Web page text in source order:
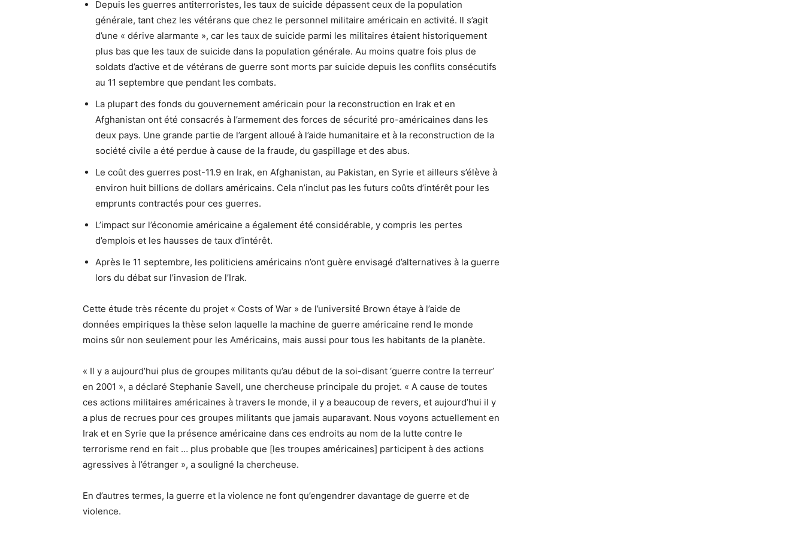
Depuis les guerres antiterroristes, les taux de suicide dépassent ceux de la population
générale, tant chez les vétérans que chez le personnel militaire américain en activité. Il s’agit
d’une « dérive alarmante », car les taux de suicide parmi les militaires étaient historiquement
plus bas que les taux de suicide dans la population générale. Au moins quatre fois plus de
soldats d’active et de vétérans de guerre sont morts par suicide depuis les conflits consécutifs
au 11 septembre que pendant les combats.
La plupart des fonds du gouvernement américain pour la reconstruction en Irak et en
Afghanistan ont été consacrés à l’armement des forces de sécurité pro-américaines dans les
deux pays. Une grande partie de l’argent alloué à l’aide humanitaire et à la reconstruction de la
société civile a été perdue à cause de la fraude, du gaspillage et des abus.
Le coût des guerres post-11.9 en Irak, en Afghanistan, au Pakistan, en Syrie et ailleurs s’élève à
environ huit billions de dollars américains. Cela n’inclut pas les futurs coûts d’intérêt pour les
emprunts contractés pour ces guerres.
L’impact sur l’économie américaine a également été considérable, y compris les pertes
d’emplois et les hausses de taux d’intérêt.
Après le 11 septembre, les politiciens américains n’ont guère envisagé d’alternatives à la guerre
lors du débat sur l’invasion de l’Irak.
Cette étude très récente du projet « Costs of War » de l’université Brown étaye à l’aide de
données empiriques la thèse selon laquelle la machine de guerre américaine rend le monde
moins sûr non seulement pour les Américains, mais aussi pour tous les habitants de la planète.
« Il y a aujourd’hui plus de groupes militants qu’au début de la soi-disant ‘guerre contre la terreur’
en 2001 », a déclaré Stephanie Savell, une chercheuse principale du projet. « A cause de toutes
ces actions militaires américaines à travers le monde, il y a beaucoup de revers, et aujourd’hui il y
a plus de recrues pour ces groupes militants que jamais auparavant. Nous voyons actuellement en
Irak et en Syrie que la présence américaine dans ces endroits au nom de la lutte contre le
terrorisme rend en fait … plus probable que [les troupes américaines] participent à des actions
agressives à l’étranger », a souligné la chercheuse.
En d’autres termes, la guerre et la violence ne font qu’engendrer davantage de guerre et de
violence.